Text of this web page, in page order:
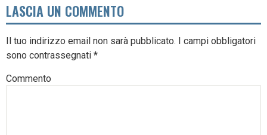
LASCIA UN COMMENTO
Il tuo indirizzo email non sarà pubblicato. I campi obbligatori
sono contrassegnati *
Commento